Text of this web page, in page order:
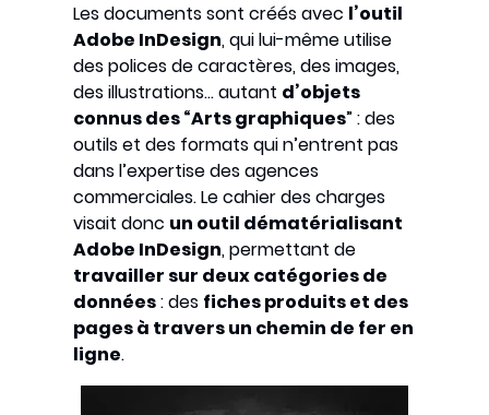
Les documents sont créés avec l’outil
Adobe InDesign, qui lui-même utilise
des polices de caractères, des images,
des illustrations… autant d’objets
connus des “Arts graphiques” : des
outils et des formats qui n’entrent pas
dans l’expertise des agences
commerciales. Le cahier des charges
visait donc un outil dématérialisant
Adobe InDesign, permettant de
travailler sur deux catégories de
données: des fiches produits et des
pages à travers un chemin de fer en
ligne.